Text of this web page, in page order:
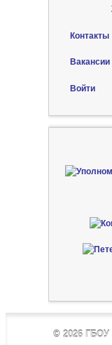
Контакты
Вакансии
Войти
© 2026 ГБОУ